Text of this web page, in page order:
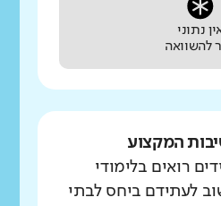
נתוני
להשוואה
המקצוע
רואים בלימודי
לעתידם ביחס לבתי